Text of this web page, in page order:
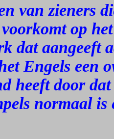
van zieners
op
dat aangeeft
Engels een
heeft door
normaal